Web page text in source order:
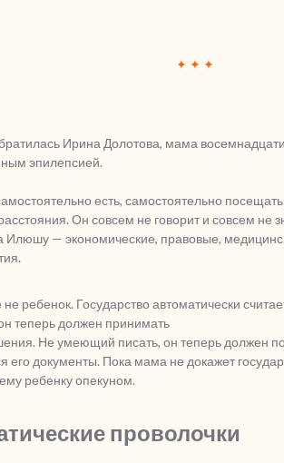
✦ ✦ ✦
Ирина Долотова, мама
эпилепсией.
есть, самостоятельно
Он совсем не говорит и совсем не
Илюшу — экономические, правовые,
ребенок. Государство автоматически
теперь должен принимать
Не умеющий писать, он теперь должен
его документы. Пока мама не докажет
ребенку опекуном.
проволочки